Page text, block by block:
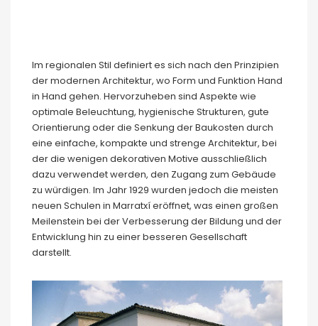
Im regionalen Stil definiert es sich nach den Prinzipien
der modernen Architektur, wo Form und Funktion Hand
in Hand gehen. Hervorzuheben sind Aspekte wie
optimale Beleuchtung, hygienische Strukturen, gute
Orientierung oder die Senkung der Baukosten durch
eine einfache, kompakte und strenge Architektur, bei
der die wenigen dekorativen Motive ausschließlich
dazu verwendet werden, den Zugang zum Gebäude
zu würdigen. Im Jahr 1929 wurden jedoch die meisten
neuen Schulen in Marratxí eröffnet, was einen großen
Meilenstein bei der Verbesserung der Bildung und der
Entwicklung hin zu einer besseren Gesellschaft
darstellt.